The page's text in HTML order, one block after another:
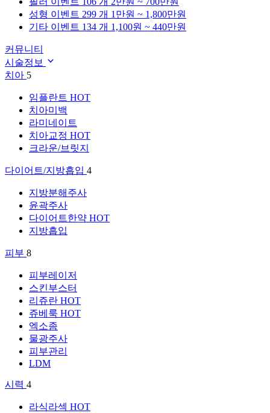
성형 이벤트 299 개 1만원 ~ 1,800만원
기타 이벤트 134 개 1,100원 ~ 440만원
커뮤니티
시술정보
치아 5
임플란트 HOT
치아미백
라미네이트
치아교정 HOT
크라운/브릿지
다이어트/지방흡입 4
지방분해주사
윤곽주사
다이어트한약 HOT
지방흡입
피부 8
피부레이저
스킨부스터
리쥬란 HOT
쥬베룩 HOT
엑소좀
물광주사
피부관리
LDM
시력 4
라식라섹 HOT